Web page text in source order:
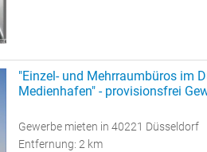
"Einzel- und Mehrraumbüros im
Medienhafen" - provisionsfrei
Gewerbe mieten in 40221 Düsseldorf
Entfernung: 2 km